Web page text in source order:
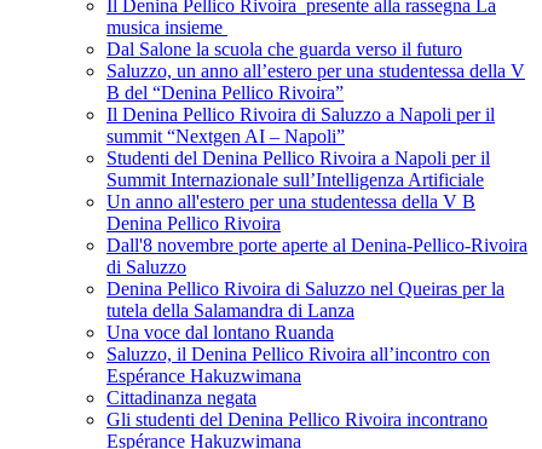
Il Denina Pellico Rivoira presente alla rassegna La
musica insieme
Dal Salone la scuola che guarda verso il futuro
Saluzzo, un anno all’estero per una studentessa della V
B del “Denina Pellico Rivoira”
Il Denina Pellico Rivoira di Saluzzo a Napoli per il
summit “Nextgen AI – Napoli”
Studenti del Denina Pellico Rivoira a Napoli per il
Summit Internazionale sull’Intelligenza Artificiale
Un anno all'estero per una studentessa della V B
Denina Pellico Rivoira
Dall'8 novembre porte aperte al Denina-Pellico-Rivoira
di Saluzzo
Denina Pellico Rivoira di Saluzzo nel Queiras per la
tutela della Salamandra di Lanza
Una voce dal lontano Ruanda
Saluzzo, il Denina Pellico Rivoira all’incontro con
Espérance Hakuzwimana
Cittadinanza negata
Gli studenti del Denina Pellico Rivoira incontrano
Espérance Hakuzwimana